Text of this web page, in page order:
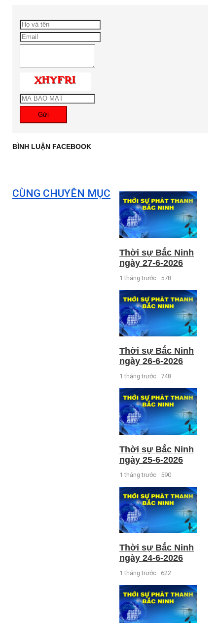
Gửi
BÌNH LUẬN FACEBOOK
CÙNG CHUYÊN MỤC
Thời sự Bắc Ninh
ngày 27-6-2026
1 tháng trước 578
Thời sự Bắc Ninh
ngày 26-6-2026
1 tháng trước 748
Thời sự Bắc Ninh
ngày 25-6-2026
1 tháng trước 590
Thời sự Bắc Ninh
ngày 24-6-2026
1 tháng trước 622